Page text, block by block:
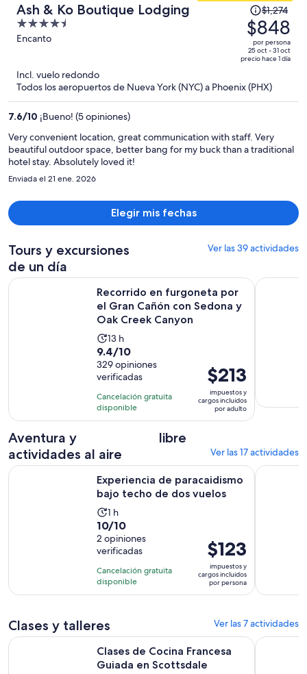
Ash & Ko Boutique Lodging
4.5
out
5
Encanto
El
precio
era
de
$1,274
y
ahora
$848
por
$1,274
$848
por persona
25 oct - 31 oct
precio hace 1 día
Incl. vuelo redondo
Todos los aeropuertos de Nueva York (NYC) a Phoenix (PHX)
7.6/10 ¡Bueno! (5 opiniones)
Very convenient location, great communication with staff. Very
beautiful outdoor space, better bang for my buck than a traditional
hotel stay. Absolutely loved it!
Enviada el 21 ene. 2026
Elegir mis fechas
Tours y excursiones
de un día
Ver las 39 actividades
Recorrido en furgoneta por
el Gran Cañón con Sedona y
Oak Creek Canyon
La
actividad
dura
13
horas
13 h
9.4
de
10
con
329
opiniones
9.4/10
329 opiniones
verificadas
Cancelación gratuita
disponible
El
precio
es
de
adulto
$213
impuestos y
cargos incluidos
por adulto
Recorrido en furgoneta por el Gran Cañón con Sedona y
Tour del
Aventura y
actividades al aire
libre
Ver las 17 actividades
Experiencia de paracaidismo
bajo techo de dos vuelos
La
actividad
dura
1
hora
1 h
10.0
de
10
con
2
opiniones
10/10
2 opiniones
verificadas
Cancelación gratuita
disponible
El
precio
es
de
por
persona
$123
impuestos y
cargos incluidos
por persona
Experiencia de paracaidismo bajo techo de dos vuelosTour en
Clases y talleres Ver las 7 actividades
Clases de Cocina Francesa
Guiada en Scottsdale
Clases de Cocina Francesa Guiada en Scottsdale Se abrirá